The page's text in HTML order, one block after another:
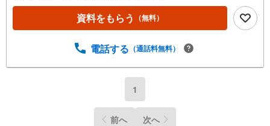
資料をもらう （無料）
電話する （通話料無料）
1
前へ 次へ